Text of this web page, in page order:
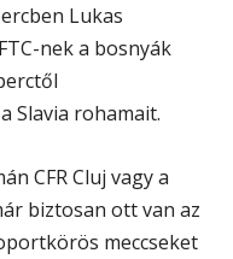
Lukas
nek a bosnyák
Slavia rohamait.
CFR Cluj vagy a
biztosan ott van az
meccseket